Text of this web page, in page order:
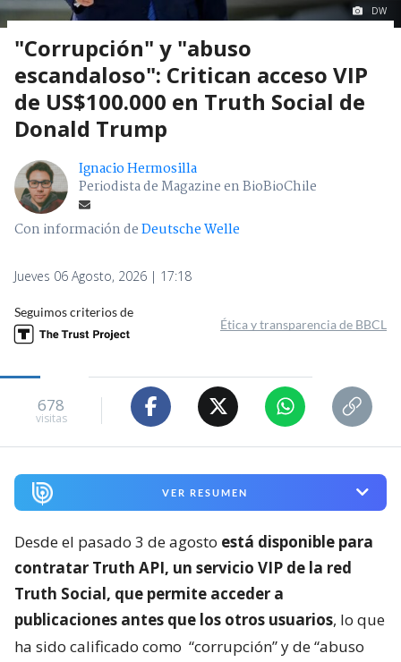
DW
"Corrupción" y "abuso
escandaloso": Critican acceso VIP
de US$100.000 en Truth Social de
Donald Trump
Ignacio Hermosilla
Periodista de Magazine en BioBioChile
Con información deDeutsche Welle
Jueves 06 Agosto, 2026 | 17:18
Seguimos criterios de
Ética y transparencia de BBCL
678
visitas
VER RESUMEN
Desde el pasado 3 de agosto está disponible para
contratar Truth API, un servicio VIP de la red
Truth Social, que permite acceder a
publicaciones antes que los otros usuarios, lo que
ha sido calificado como “corrupción” y de “abuso